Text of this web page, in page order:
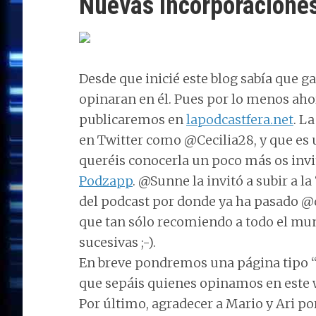
Desde que inicié este blog sabía que
opinaran en él. Pues por lo menos
publicaremos enlapodcastfera.net.
en Twitter como @Cecilia28, y que
queréis conocerla un poco más os
Podzapp. @Sunne la invitó a subir a
del podcast por donde ya ha pasado
que tan sólo recomiendo a todo el
sucesivas ;-).
En breve pondremos una página tipo
que sepáis quienes opinamos en este
Por último, agradecer a Mario y Ari